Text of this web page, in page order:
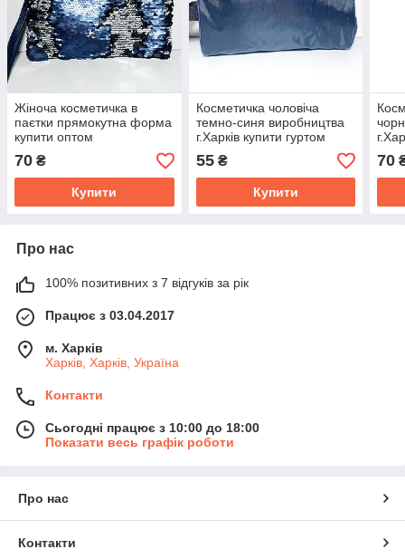
Жіноча косметичка в
паєтки прямокутна форма
купити оптом
70 ₴
Купити
Косметичка чоловіча
темно-синя виробництва
г.Харків купити гуртом
55₴
Купити
70
Про нас
100% позитивних з 7 відгуків за рік
Працює з 03.04.2017
м. Харків
Харків, Харків, Україна
Контакти
Сьогодні працює з 10:00 до 18:00
Показати весь графік роботи
Про нас
Контакти